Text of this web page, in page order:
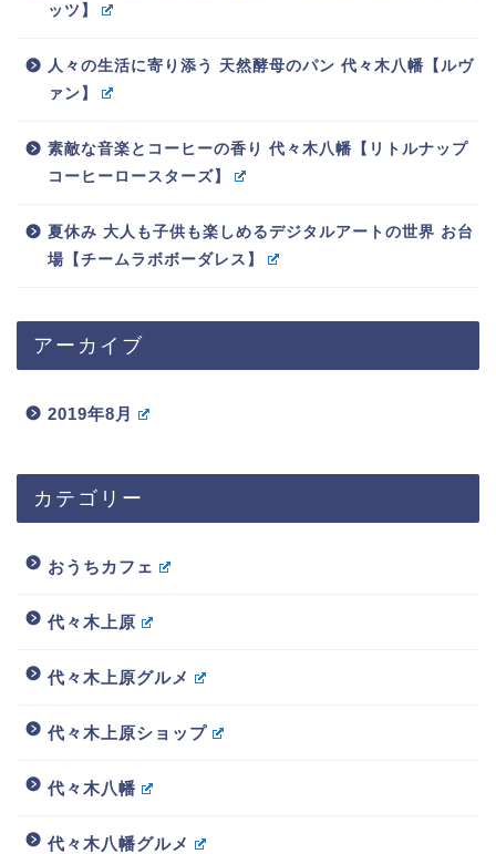
ッツ】
人々の生活に寄り添う 天然酵母のパン 代々木八幡【ルヴ
ァン】
素敵な音楽とコーヒーの香り 代々木八幡【リトルナップ
コーヒーロースターズ】
夏休み 大人も子供も楽しめるデジタルアートの世界 お台
場【チームラボボーダレス】
アーカイブ
2019年8月
カテゴリー
おうちカフェ
代々木上原
代々木上原グルメ
代々木上原ショップ
代々木八幡
代々木八幡グルメ